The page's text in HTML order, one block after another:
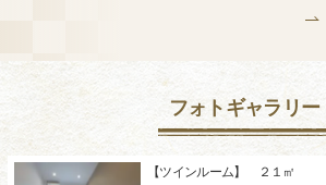
フォトギャラリー
【ツインルーム】 ２１㎡